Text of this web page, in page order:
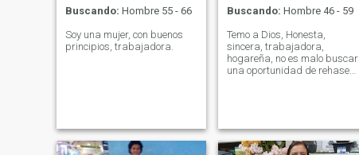
Buscando: Hombre 55 - 66
Soy una mujer, con buenos
principios, trabajadora.
Buscando: Hombre 46 - 59
Temo a Dios, Honesta,
sincera, trabajadora,
hogareña, no es malo buscar
una oportunidad de rehaser